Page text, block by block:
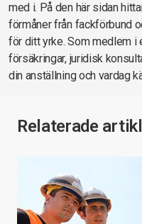
med i. På den här sidan
förmåner från fackförbund
för ditt yrke. Som medlem i
försäkringar, juridisk
din anställning och vardag
Relaterade